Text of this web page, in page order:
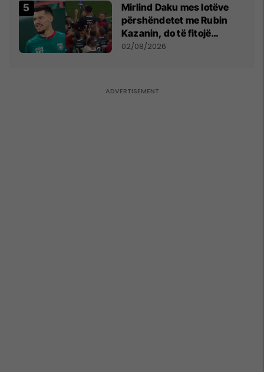
Mirlind Daku mes lotëve
përshëndetet me Rubin
Kazanin, do të fitojë
miliona te Spartak Moska
02/08/2026